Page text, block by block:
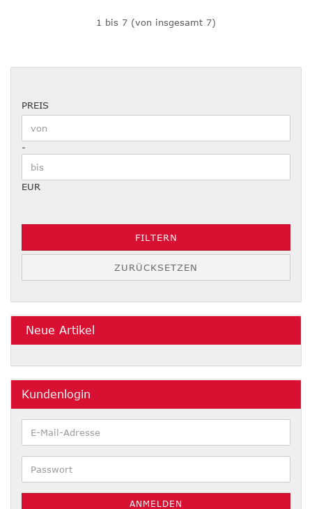
1 bis 7 (von insgesamt 7)
PREIS
PREIS
Preis bis
-
EUR
FILTERN
ZURÜCKSETZEN
Neue Artikel
Kundenlogin
E-
Mail-
Adresse
Passwort
ANMELDEN